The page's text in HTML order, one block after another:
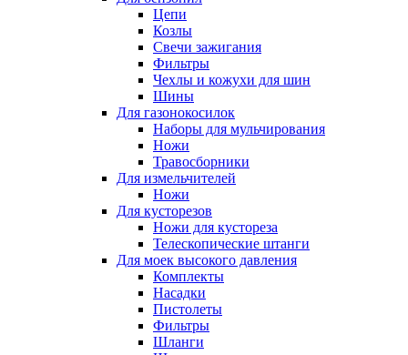
Цепи
Козлы
Свечи зажигания
Фильтры
Чехлы и кожухи для шин
Шины
Для газонокосилок
Наборы для мульчирования
Ножи
Травосборники
Для измельчителей
Ножи
Для кусторезов
Ножи для кустореза
Телескопические штанги
Для моек высокого давления
Комплекты
Насадки
Пистолеты
Фильтры
Шланги